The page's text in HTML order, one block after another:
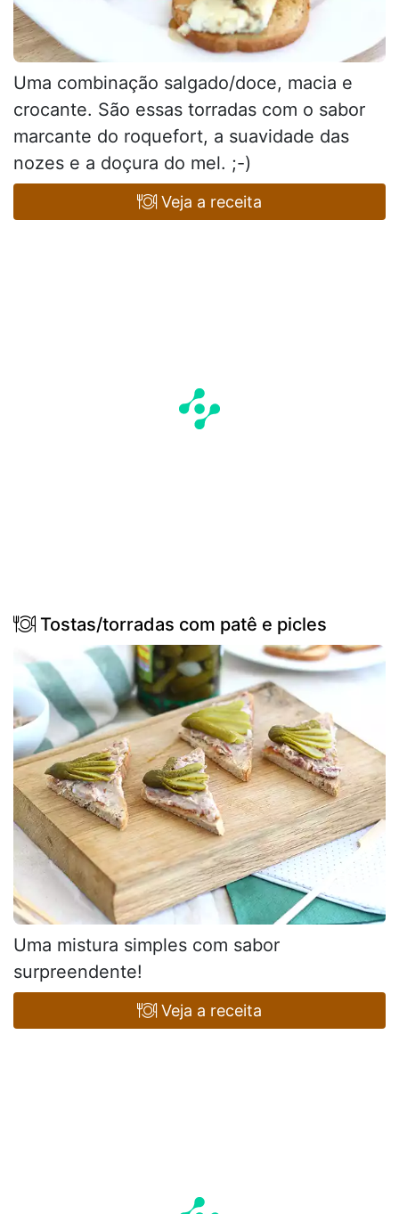
Uma combinação salgado/doce, macia e
crocante. São essas torradas com o sabor
marcante do roquefort, a suavidade das
nozes e a doçura do mel. ;-)
Veja a receita
Tostas/torradas com patê e picles
Uma mistura simples com sabor
surpreendente!
Veja a receita